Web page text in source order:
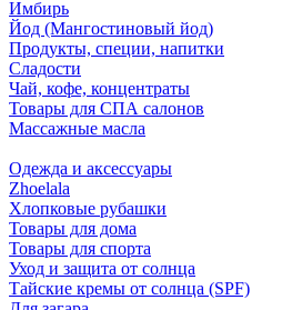
Имбирь
Йод (Мангостиновый йод)
Продукты, специи, напитки
Сладости
Чай, кофе, концентраты
Товары для СПА салонов
Массажные масла
Одежда и аксессуары
Zhoelala
Хлопковые рубашки
Товары для дома
Товары для спорта
Уход и защита от солнца
Тайские кремы от солнца (SPF)